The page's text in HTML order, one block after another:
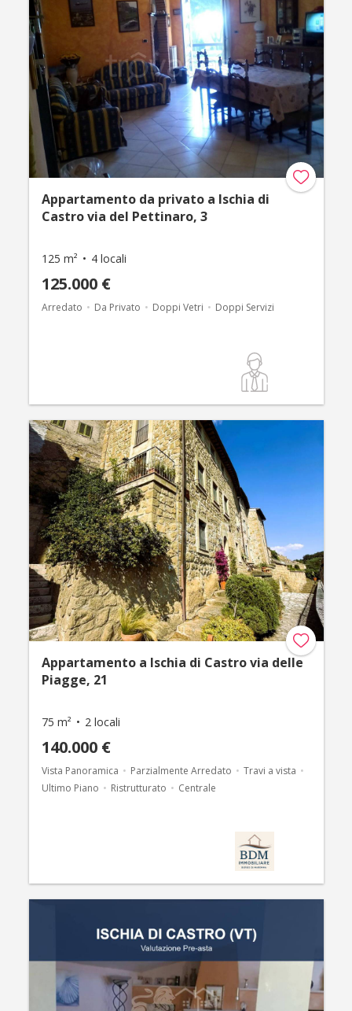
Appartamento da privato a Ischia di
Castro via del Pettinaro, 3
125 m² 4 locali
125.000 €
Arredato Da Privato Doppi Vetri Doppi Servizi
Appartamento a Ischia di Castro via delle
Piagge, 21
75 m² 2 locali
140.000 €
Vista Panoramica Parzialmente Arredato
Travi a vista
Ultimo Piano
Ristrutturato Centrale